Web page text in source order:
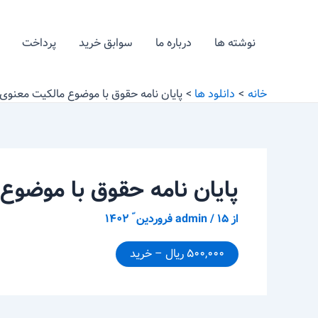
نوشته ها درباره ما سوابق خرید پرداخت
خانه دانلود ها پایان نامه حقوق با موضوع مالکیت
پایان نامه حقوق با
از admin/۱۵ فروردین ّ ۱۴۰۲
۵۰۰,۰۰۰ ریال – خرید